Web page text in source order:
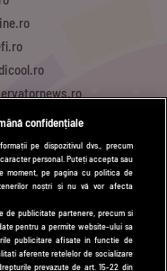
AntenaPLAY
confidențiale
pe dispozitivul dvs., precum
personal. Puteți accepta sau
moment, pe pagina cu politica de
noștri și nu vă vor afecta
de publicitate partenere, precum si
pentru a permite website-ului sa
publicitare afisate in functie de
aferente retelelor de socializare
prevazute de art. 15-22 din